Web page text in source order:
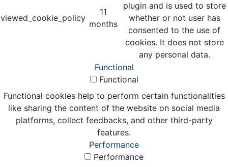
viewed_cookie_policy
11
months
plugin and is used to store
whether or not user has
consented to the use of
cookies. It does not store
any personal data.
Functional
Functional
Functional cookies help to perform certain functionalities
like sharing the content of the website on social media
platforms, collect feedbacks, and other third-party
features.
Performance
Performance